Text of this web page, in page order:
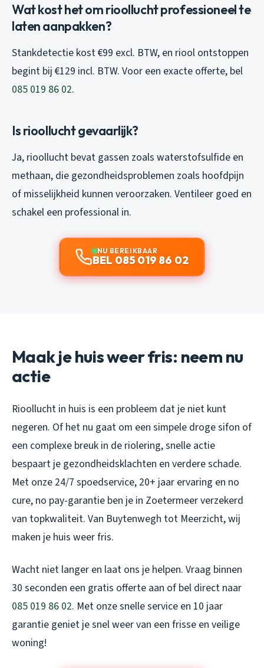
Wat kost het om rioollucht professioneel te
laten aanpakken?
Stankdetectie kost €99 excl. BTW, en riool ontstoppen
begint bij €129 incl. BTW. Voor een exacte offerte, bel
085 019 86 02.
Is rioollucht gevaarlijk?
Ja, rioollucht bevat gassen zoals waterstofsulfide en
methaan, die gezondheidsproblemen zoals hoofdpijn
of misselijkheid kunnen veroorzaken. Ventileer goed en
schakel een professional in.
NU BEREIKBAAR
BEL 085 019 86 02
Maak je huis weer fris: neem nu
actie
Rioollucht in huis is een probleem dat je niet kunt
negeren. Of het nu gaat om een simpele droge sifon of
een complexe breuk in de riolering, snelle actie
bespaart je gezondheidsklachten en verdere schade.
Met onze 24/7 spoedservice, 20+ jaar ervaring en no
cure, no pay-garantie ben je in Zoetermeer verzekerd
van topkwaliteit. Van Buytenwegh tot Meerzicht, wij
maken je huis weer fris.
Wacht niet langer en laat ons je helpen. Vraag binnen
30 seconden een gratis offerte aan of bel direct naar
085 019 86 02. Met onze snelle service en 10 jaar
garantie geniet je snel weer van een frisse en veilige
woning!